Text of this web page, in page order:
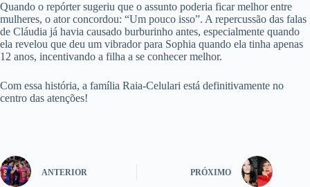
Quando o repórter sugeriu que o assunto poderia ficar melhor entre
mulheres, o ator concordou: “Um pouco isso”. A repercussão das falas
de Cláudia já havia causado burburinho antes, especialmente quando
ela revelou que deu um vibrador para Sophia quando ela tinha apenas
12 anos, incentivando a filha a se conhecer melhor.
Com essa história, a família Raia-Celulari está definitivamente no
centro das atenções!
ANTERIOR PRÓXIMO